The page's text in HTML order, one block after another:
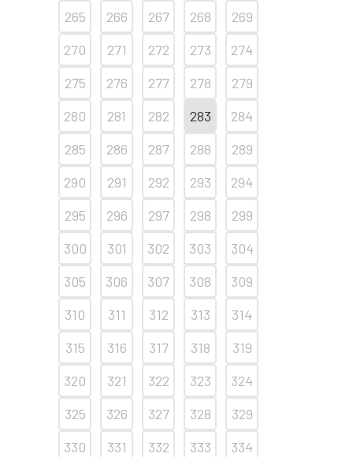
265
266 267 268
269
270
271 272 273
274
275
276 277 278
279
280
281 282 283
284
285
286 287 288
289
290
291 292 293
294
295
296 297 298
299
300
301 302 303
304
305
306 307 308
309
310
311 312 313
314
315
316 317 318
319
320
321 322 323
324
325
326 327 328
329
330
331 332 333
334